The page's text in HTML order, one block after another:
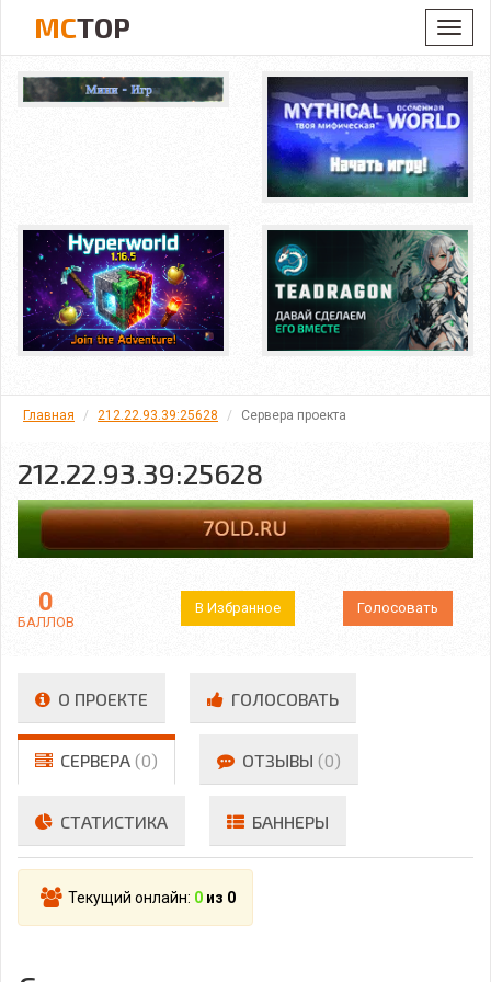
MCTOP
Главная 212.22.93.39:25628 Сервера проекта
212.22.93.39:25628
0
БАЛЛОВ
В Избранное Голосовать
О ПРОЕКТЕ ГОЛОСОВАТЬ
СЕРВЕРА (0) ОТЗЫВЫ (0)
СТАТИСТИКА БАННЕРЫ
Текущий онлайн: 0 из 0